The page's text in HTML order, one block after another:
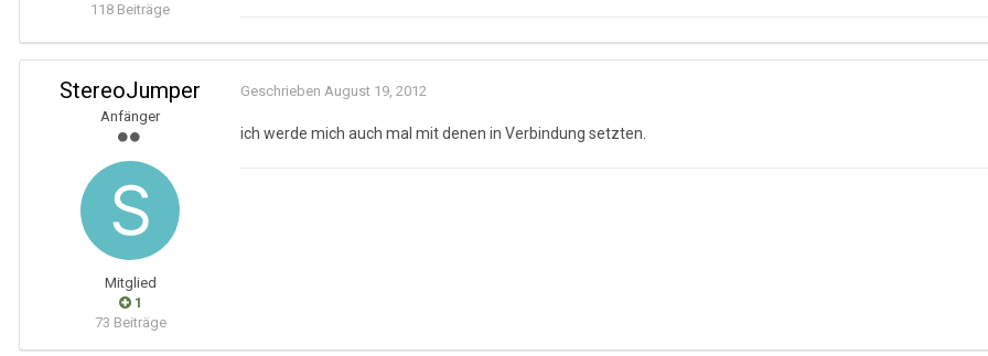
118 Beiträge
StereoJumper
Anfänger
Mitglied
1
73 Beiträge
Geschrieben August 19, 2012
ich werde mich auch mal mit denen in Verbindung setzten.